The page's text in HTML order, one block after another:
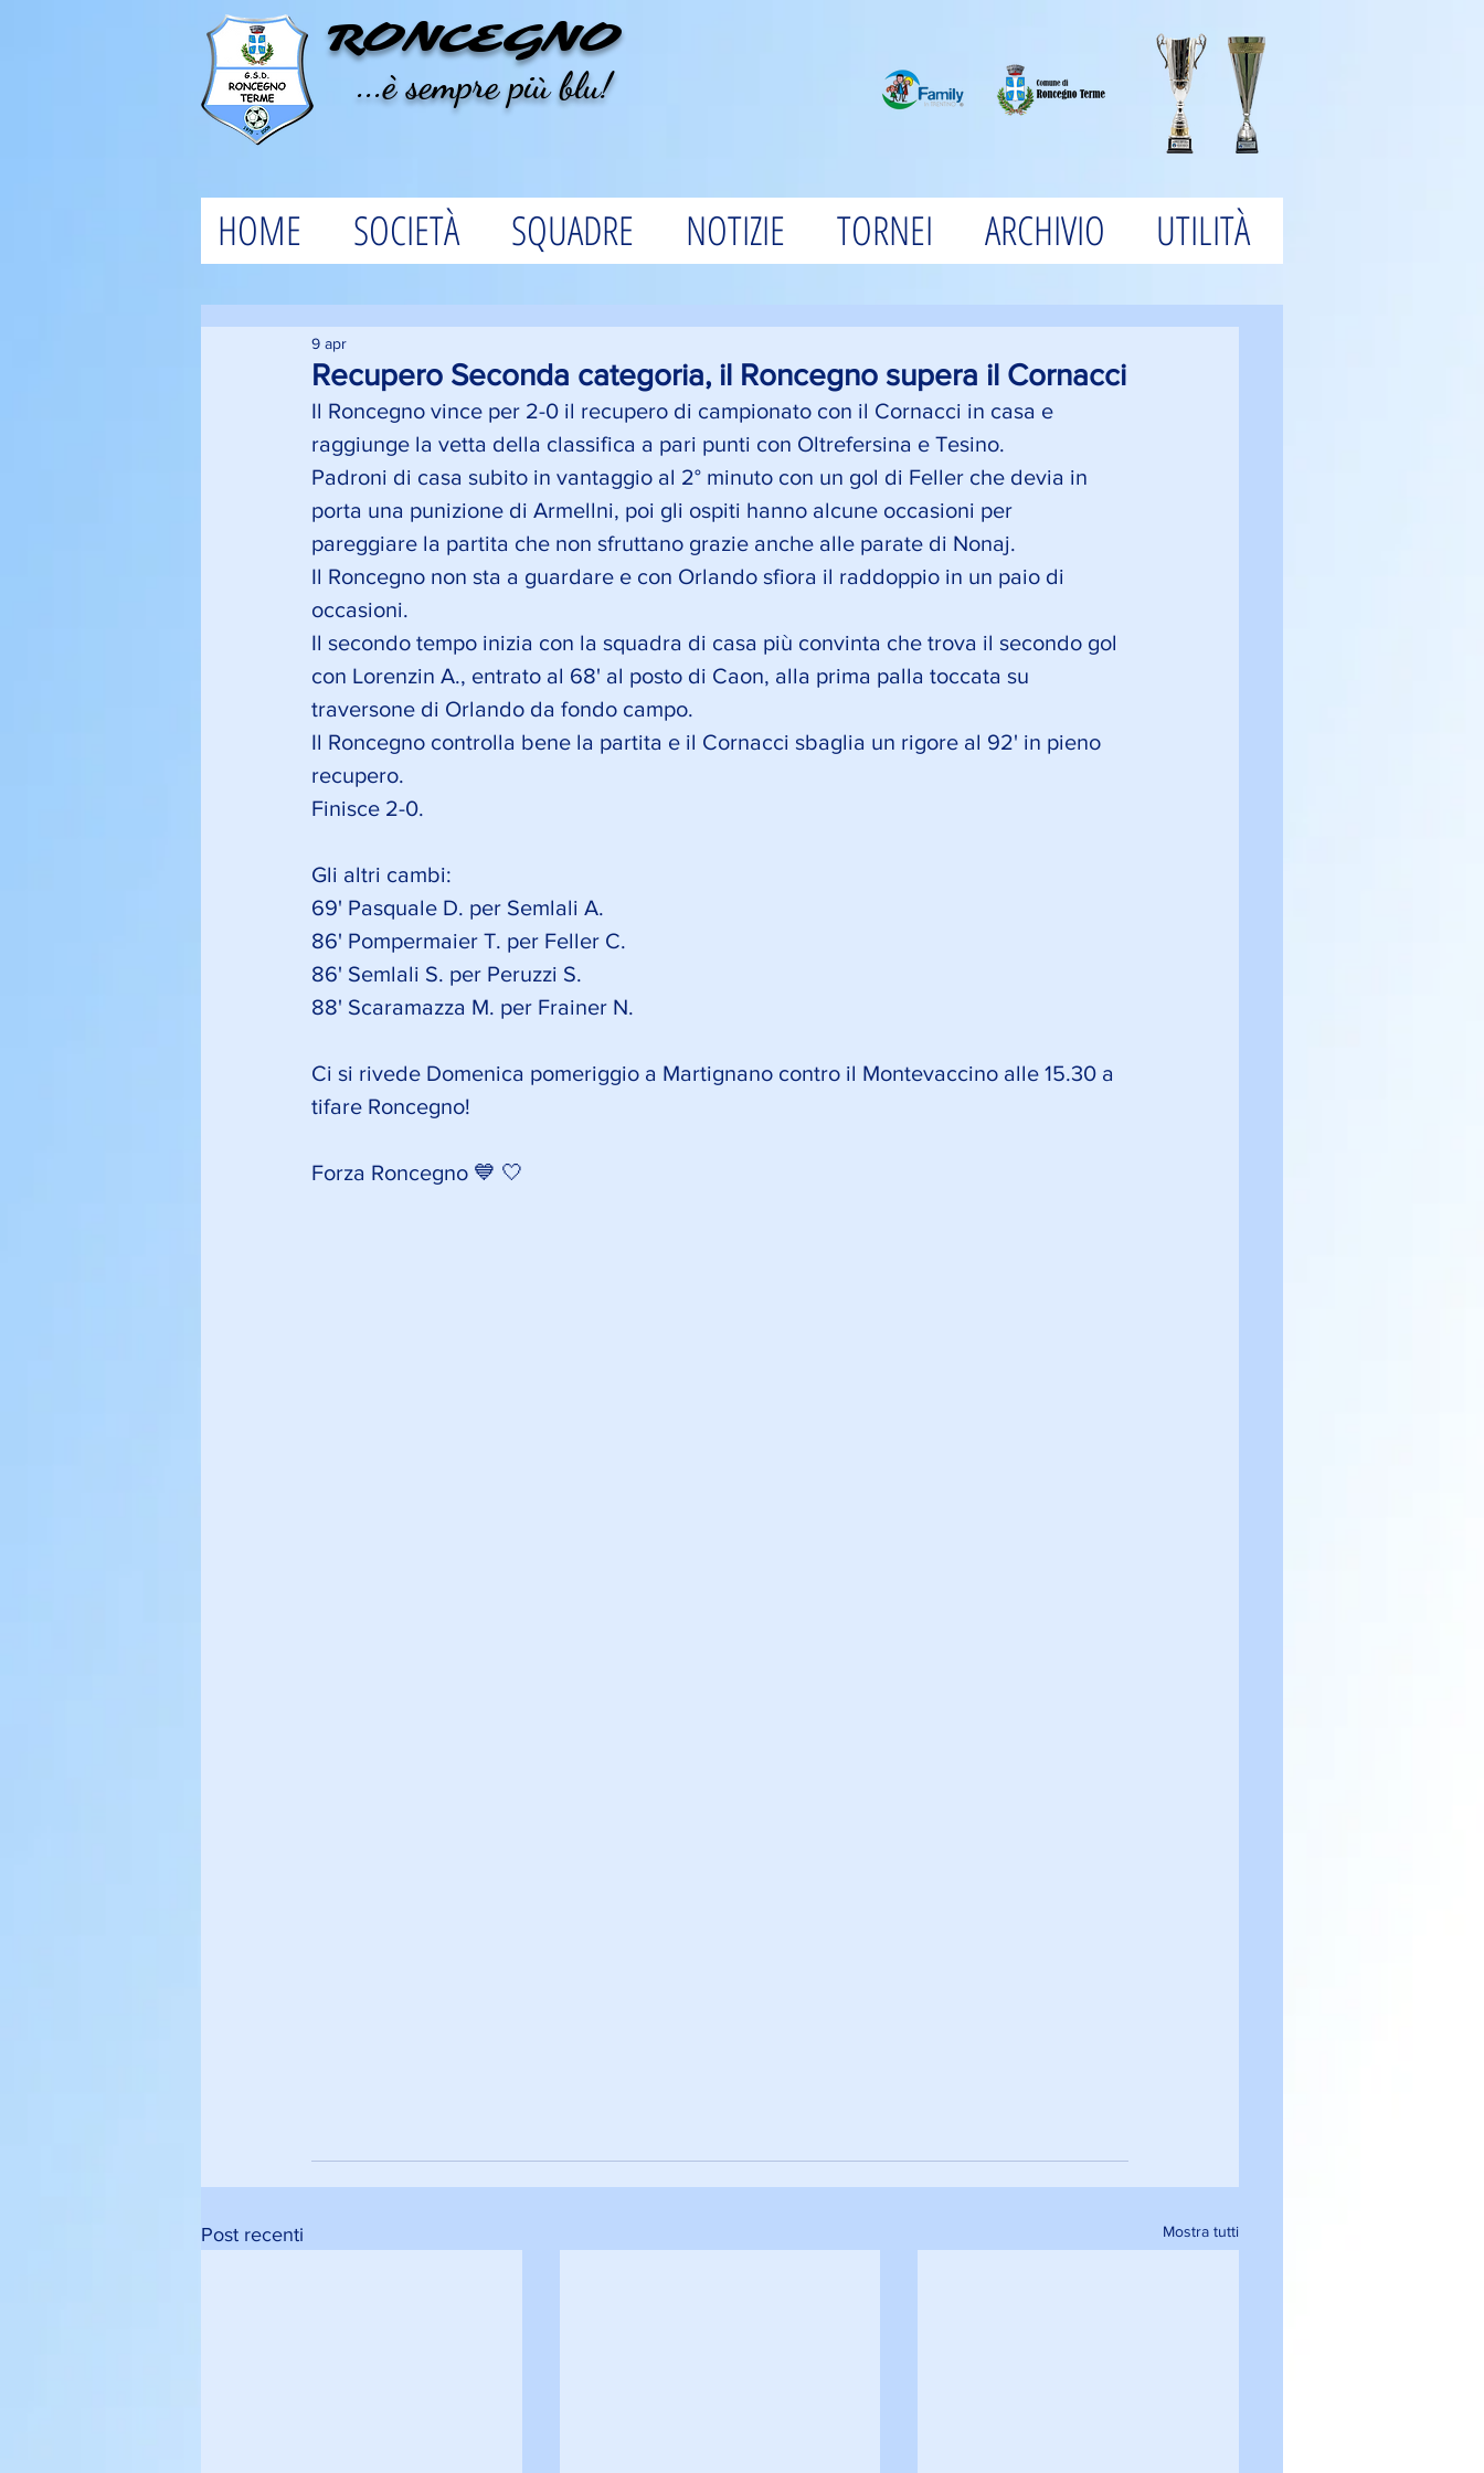
RONCEGNO
...è sempre più blu!
HOME SOCIETÀ SQUADRE NOTIZIE TORNEI ARCHIVIO UTILITÀ
Recupero Seconda categoria, il Roncegno supera il Cornacci
9 apr
Il Roncegno vince per 2-0 il recupero di campionato con il Cornacci in casa e
raggiunge la vetta della classifica a pari punti con Oltrefersina e Tesino.
Padroni di casa subito in vantaggio al 2° minuto con un gol di Feller che devia in
porta una punizione di Armellni, poi gli ospiti hanno alcune occasioni per
pareggiare la partita che non sfruttano grazie anche alle parate di Nonaj.
Il Roncegno non sta a guardare e con Orlando sfiora il raddoppio in un paio di
occasioni.
Il secondo tempo inizia con la squadra di casa più convinta che trova il secondo gol
con Lorenzin A., entrato al 68' al posto di Caon, alla prima palla toccata su
traversone di Orlando da fondo campo.
Il Roncegno controlla bene la partita e il Cornacci sbaglia un rigore al 92' in pieno
recupero.
Finisce 2-0.
Gli altri cambi:
69' Pasquale D. per Semlali A.
86' Pompermaier T. per Feller C.
86' Semlali S. per Peruzzi S.
88' Scaramazza M. per Frainer N.
Ci si rivede Domenica pomeriggio a Martignano contro il Montevaccino alle 15.30 a
tifare Roncegno!
Forza Roncegno 💙 🤍
Post recenti Mostra tutti